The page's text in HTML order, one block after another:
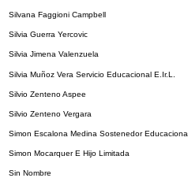
Silvana Faggioni Campbell
Silvia Guerra Yercovic
Silvia Jimena Valenzuela
Silvia Muñoz Vera Servicio Educacional E.Ir.L.
Silvio Zenteno Aspee
Silvio Zenteno Vergara
Simon Escalona Medina Sostenedor
Simon Mocarquer E Hijo Limitada
Sin Nombre